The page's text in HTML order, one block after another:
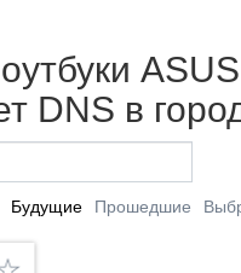
DNS в
Будущие Прошедшие